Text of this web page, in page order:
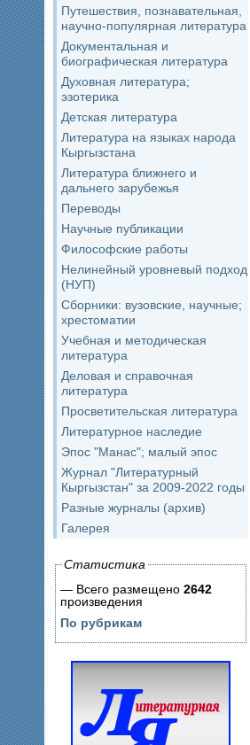
Путешествия, познавательная,
научно-популярная литература
Документальная и
биографическая литература
Духовная литература;
эзотерика
Детская литература
Литература на языках народа
Кыргызстана
Литература ближнего и
дальнего зарубежья
Переводы
Научные публикации
Философские работы
Нелинейный уровневый подход
(НУП)
Сборники: вузовские, научные;
хрестоматии
Учебная и методическая
литература
Деловая и справочная
литература
Просветительская литература
Литературное наследие
Эпос "Манас"; малый эпос
Журнал "Литературный
Кыргызстан" за 2009-2022 годы
Разные журналы (архив)
Галерея
Статистика
— Всего размещено 2642
произведения
По рубрикам